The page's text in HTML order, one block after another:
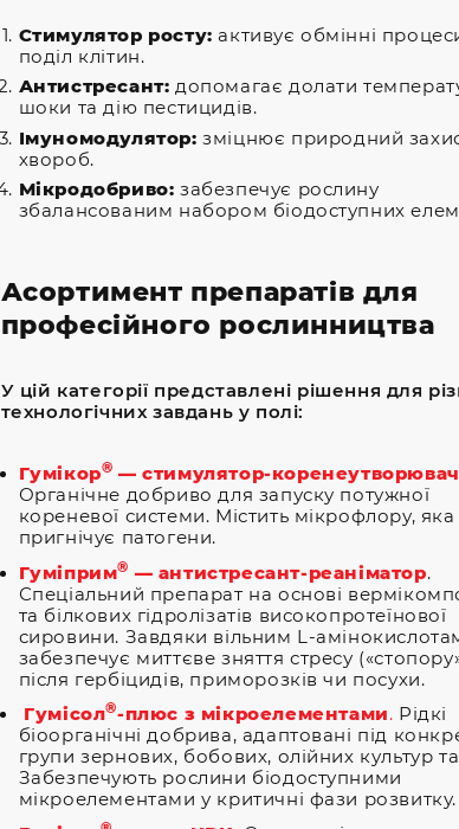
Стимулятор росту: активує обмінні
поділ клітин.
Антистресант: допомагає долати
шоки та дію пестицидів.
Імуномодулятор: зміцнює природний
хвороб.
Мікродобриво: забезпечує рослину
збалансованим набором біодоступних
Асортимент препаратів для
професійного рослинництва
У цій категорії представлені рішення для
технологічних завдань у полі:
Гумікор® — стимулятор-коренеутворювач
Органічне добриво для запуску потужної
кореневої системи. Містить мікрофлору, яка
пригнічує патогени.
Гуміприм® — антистресант-реаніматор.
Спеціальний препарат на основі
та білкових гідролізатів високопротеїнової
сировини. Завдяки вільним L-
забезпечує миттєве зняття стресу
після гербіцидів, приморозків чи посухи.
Гумісол®-плюс з мікроелементами. Рідкі
біоорганічні добрива, адаптовані під
групи зернових, бобових, олійних культур та
Забезпечують рослини біодоступними
мікроелементами у критичні фази розвитку.